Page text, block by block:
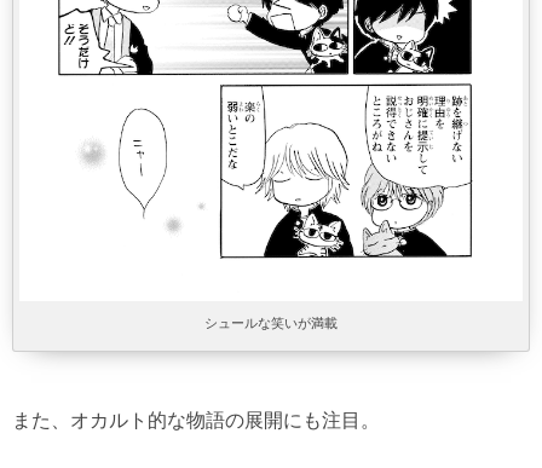
シュールな笑いが満載
また、オカルト的な物語の展開にも注目。